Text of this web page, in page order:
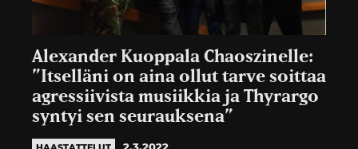
Alexander Kuoppala Chaoszinelle:
”Itselläni on aina ollut tarve soittaa
agressiivista musiikkia ja Thyrargo
syntyi sen seurauksena”